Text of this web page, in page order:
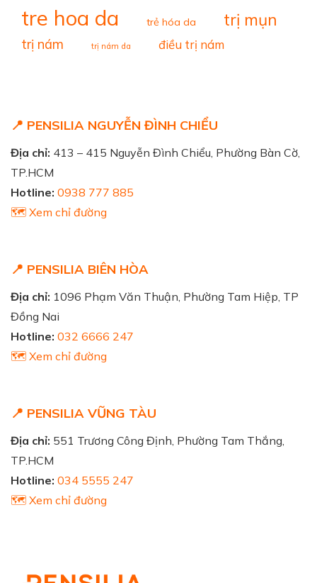
tre hoa da trẻ hóa da trị mụn
trị nám trị nám da điều trị nám
📍 PENSILIA NGUYỄN ĐÌNH CHIỂU
Địa chỉ: 413 – 415 Nguyễn Đình Chiểu, Phường Bàn Cờ,
TP.HCM
Hotline: 0938 777 885
🗺️ Xem chỉ đường
📍 PENSILIA BIÊN HÒA
Địa chỉ: 1096 Phạm Văn Thuận, Phường Tam Hiệp, TP
Đồng Nai
Hotline: 032 6666 247
🗺️ Xem chỉ đường
📍 PENSILIA VŨNG TÀU
Địa chỉ: 551 Trương Công Định, Phường Tam Thắng,
TP.HCM
Hotline: 034 5555 247
🗺️ Xem chỉ đường